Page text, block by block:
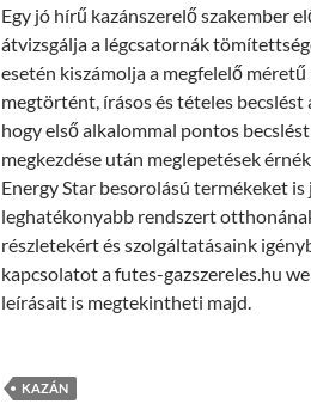
Egy jó hírű kazánszerelő szakember
átvizsgálja a légcsatornák
esetén kiszámolja a megfelelő
megtörtént, írásos és tételes becslést
hogy első alkalommal pontos
megkezdése után meglepetések
Energy Star besorolású termékeket
leghatékonyabb rendszert
részletekért és szolgáltatásaink
kapcsolatot a futes-gazszereles.hu
leírásait is megtekintheti majd.
KAZÁN